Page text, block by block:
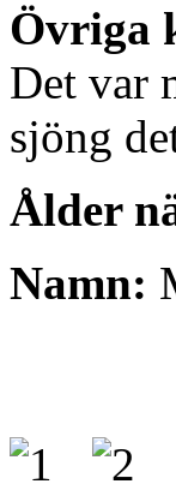
Övriga
Det var
sjöng
Ålder
Namn: